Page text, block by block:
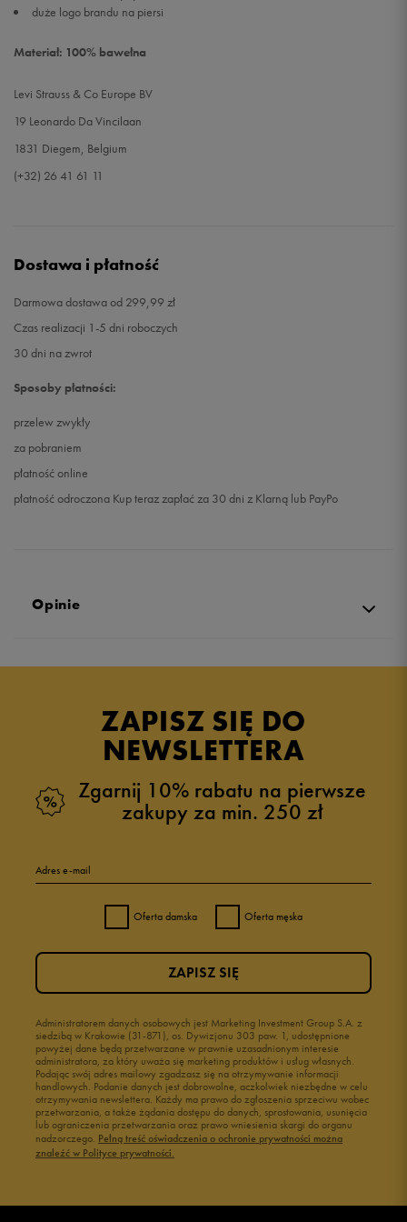
duże logo brandu na piersi
Materiał: 100% bawełna
Levi Strauss & Co Europe BV
19 Leonardo Da Vincilaan
1831 Diegem, Belgium
(+32) 26 41 61 11
Dostawa i płatność
Darmowa dostawa od 299,99 zł
Czas realizacji 1-5 dni roboczych
30 dni na zwrot
Sposoby płatności:
przelew zwykły
za pobraniem
płatność online
płatność odroczona Kup teraz zapłać za 30 dni z Klarną lub PayPo
Opinie
5.0
zebranych i zweryfikowanych przez
4 0%
1 0%
Jak zbieramy opinie?
ZAPISZ SIĘ DO
NEWSLETTERA
Zgarnij 10% rabatu na pierwsze
zakupy za min. 250 zł
Adres e-mail
Oferta damska Oferta męska
Administratorem danych osobowych jest Marketing Investment Group S.A. z
siedzibą w Krakowie (31-871), os. Dywizjonu 303 paw. 1, udostępnione
powyżej dane będą przetwarzane w prawnie uzasadnionym interesie
administratora, za który uważa się marketing produktów i usług własnych.
Podając swój adres mailowy zgadzasz się na otrzymywanie informacji
handlowych. Podanie danych jest dobrowolne, aczkolwiek niezbędne w celu
otrzymywania newslettera. Każdy ma prawo do zgłoszenia sprzeciwu wobec
przetwarzania, a także żądania dostępu do danych, sprostowania, usunięcia
lub ograniczenia przetwarzania oraz prawo wniesienia skargi do organu
nadzorczego. Pełną treść oświadczenia o ochronie prywatności można
znaleźć w Polityce prywatności.
ZAPISZ SIĘ